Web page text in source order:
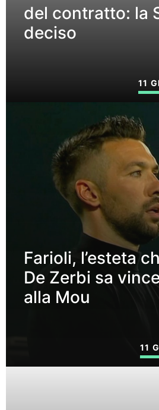
del contratto: la
deciso
11
Farioli, l’esteta
De Zerbi sa
alla Mou
11